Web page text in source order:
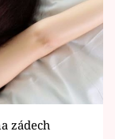
zádech